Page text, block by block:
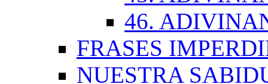
46.
FRASES
NUESTRA